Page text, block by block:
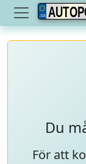
Du
För att